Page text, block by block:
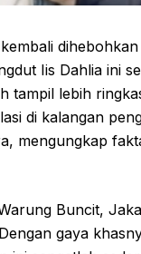
Iis Dahlia ini
tampil lebih
di kalangan
mengungkap
Buncit,
gaya